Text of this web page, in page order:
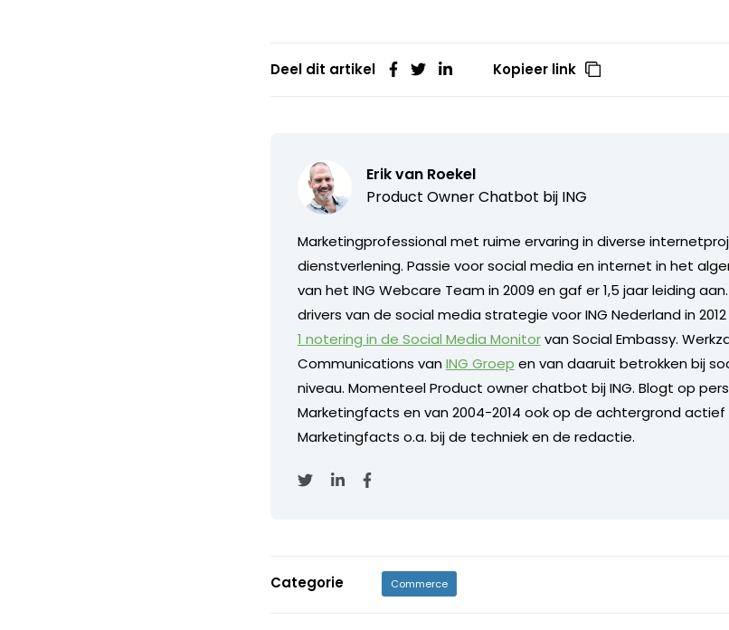
Deel dit artikel Kopieer link
Erik van Roekel
Product Owner Chatbot bij ING
Marketingprofessional met ruime ervaring in diverse
dienstverlening. Passie voor social media en internet in het
van het ING Webcare Team in 2009 en gaf er 1,5 jaar leiding
drivers van de social media strategie voor ING Nederland in
1 notering in de Social Media Monitorvan Social Embassy.
Communications vanING Groep en van daaruit betrokken bij
niveau. Momenteel Product owner chatbot bij ING. Blogt op
Marketingfacts en van 2004-2014 ook op de achtergrond
Marketingfacts o.a. bij de techniek en de redactie.
Categorie Commerce